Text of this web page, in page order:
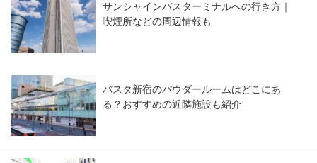
サンシャインバスターミナルへの行き方｜
喫煙所などの周辺情報も
バスタ新宿のパウダールームはどこにあ
る？おすすめの近隣施設も紹介